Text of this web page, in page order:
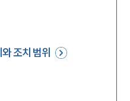
조치 범위